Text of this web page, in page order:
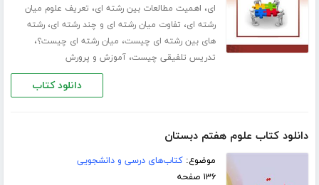
ای، اهمیت مطالعات بین رشته ای، تعریف علوم میان
رشته ای، تفاوت میان رشته ای و چند رشته ای،رشته
های بین رشته ای چیست، میان رشته ای چیست؟،
تدریس تلفیقی چیست،آموزش و پرورش
دانلود کتاب
دانلود کتاب علوم هفتم دبستان
موضوع:کتاب‌های درسی و دانشجویی
۱۳۶ صفحه